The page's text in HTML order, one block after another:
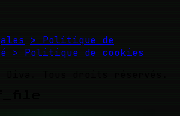
> Politique de
> Politique de cookies